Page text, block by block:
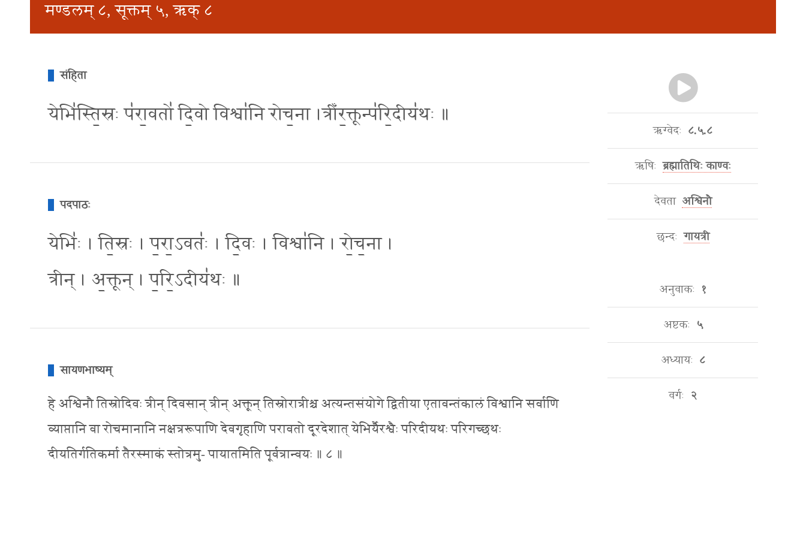
मण्डलम् ८, सूक्तम् ५, ऋक् ८
संहिता
येभि॑स्ति॒स्रः प॑रा॒वतो॑ दि॒वो विश्वा॑नि रोच॒ना ।त्रीँर॒क्तून्प॑रि॒दीय॑थः ॥
पदपाठः
येभिः॑ । ति॒स्रः । प॒रा॒ऽवतः॑ । दि॒वः । विश्वा॑नि । रो॒च॒ना ।
त्रीन् । अ॒क्तून् । प॒रि॒ऽदीय॑थः ॥
सायणभाष्यम्
हे अश्विनौ तिस्रोदिवः त्रीन् दिवसान् त्रीन् अक्तून् तिस्रोरात्रीश्च अत्यन्तसंयोगे द्वितीया एतावन्तंकालं विश्वानि सर्वाणि
व्याप्तानि वा रोचमानानि नक्षत्ररूपाणि देवगृहाणि परावतो दूरदेशात् येभिर्यैरश्वैः परिदीयथः परिगच्छथः
दीयतिर्गतिकर्मा तैरस्माकं स्तोत्रमु- पायातमिति पूर्वत्रान्वयः ॥ ८ ॥
ऋग्वेदः ८.५.८
ऋषिः ब्रह्मातिथिः काण्वः
देवता अश्विनौ
छन्दः गायत्री
अनुवाकः १
अष्टकः ५
अध्यायः ८
वर्गः २